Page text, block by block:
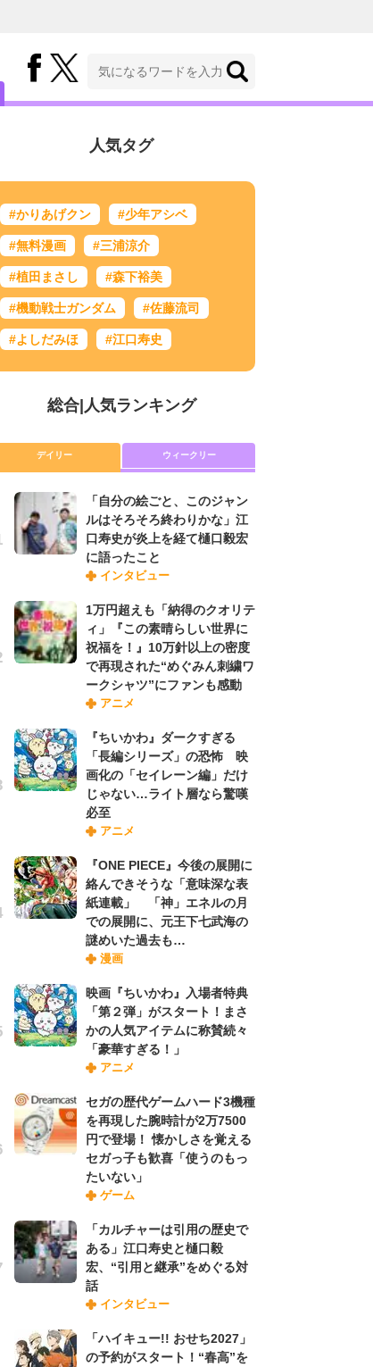
人気タグ
#かりあげクン #少年アシベ
#無料漫画 #三浦涼介
#植田まさし #森下裕美
#機動戦士ガンダム #佐藤流司
#よしだみほ #江口寿史
総合| 人気ランキング
デイリー ウィークリー
「自分の絵ごと、このジャン
ルはそろそろ終わりかな」江
口寿史が炎上を経て樋口毅宏
に語ったこと
インタビュー
1万円超えも「納得のクオリテ
ィ」『この素晴らしい世界に
祝福を！』10万針以上の密度
で再現された“めぐみん刺繍ワ
ークシャツ”にファンも感動
アニメ
『ちいかわ』ダークすぎる
「長編シリーズ」の恐怖 映
画化の「セイレーン編」だけ
じゃない…ライト層なら驚嘆
必至
アニメ
『ONE PIECE』今後の展開に
絡んできそうな「意味深な表
紙連載」 「神」エネルの月
での展開に、元王下七武海の
謎めいた過去も…
漫画
映画『ちいかわ』入場者特典
「第２弾」がスタート！まさ
かの人気アイテムに称賛続々
「豪華すぎる！」
アニメ
セガの歴代ゲームハード3機種
を再現した腕時計が2万7500
円で登場！ 懐かしさを覚える
セガっ子も歓喜「使うのもっ
たいない」
ゲーム
「カルチャーは引用の歴史で
ある」江口寿史と樋口毅
宏、“引用と継承”をめぐる対
話
インタビュー
「ハイキュー!! おせち2027」
の予約がスタート！“春高”を